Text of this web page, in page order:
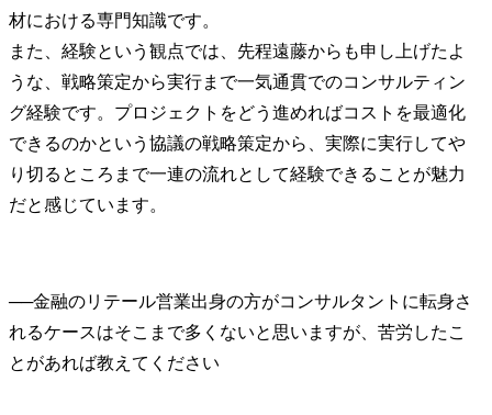
材における専門知識です。
また、経験という観点では、先程遠藤からも申し上げたよ
うな、戦略策定から実行まで一気通貫でのコンサルティン
グ経験です。プロジェクトをどう進めればコストを最適化
できるのかという協議の戦略策定から、実際に実行してや
り切るところまで一連の流れとして経験できることが魅力
だと感じています。
──金融のリテール営業出身の方がコンサルタントに転身さ
れるケースはそこまで多くないと思いますが、苦労したこ